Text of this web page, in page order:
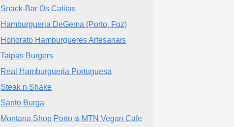
Snack-Bar Os Catitas
Hamburgueria DeGema (Porto, Foz)
Honorato Hamburgueres Artesanais
Taipas Burgers
Real Hamburgueria Portuguesa
Steak n Shake
Santo Burga
Montana Shop Porto & MTN Vegan Cafe